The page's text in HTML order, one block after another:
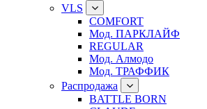
VLS
COMFORT
Мод. ПАРКЛАЙФ
REGULAR
Мод. Алмодо
Мод. ТРАФФИК
Распродажа
BATTLE BORN